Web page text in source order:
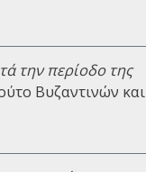
την περίοδο της
Βυζαντινών και